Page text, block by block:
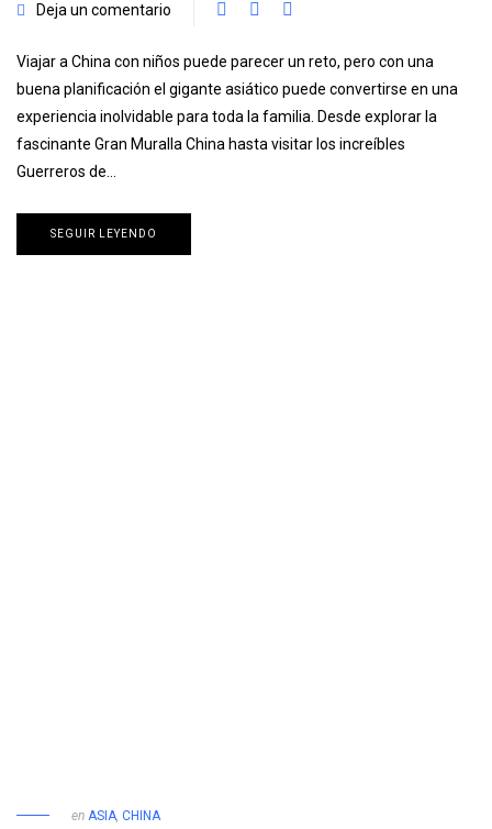
Deja un comentario
Viajar a China con niños puede parecer un reto, pero con una
buena planificación el gigante asiático puede convertirse en una
experiencia inolvidable para toda la familia. Desde explorar la
fascinante Gran Muralla China hasta visitar los increíbles
Guerreros de…
SEGUIR LEYENDO
en ASIA, CHINA